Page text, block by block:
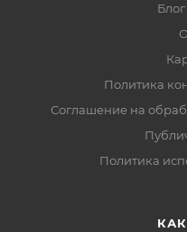
Политика
Соглашение на
Политика